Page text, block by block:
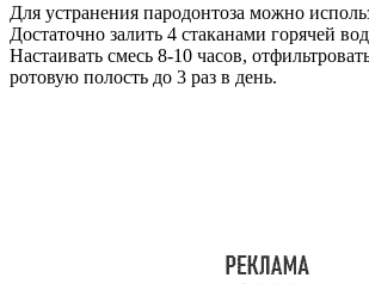
Для устранения пародонтоза можно
Достаточно залить 4 стаканами горячей
Настаивать смесь 8-10 часов,
ротовую полость до 3 раз в день.